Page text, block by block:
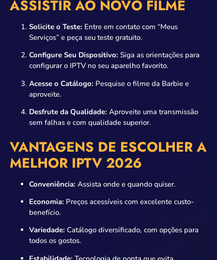
ASSISTIR AO NOVO FILME
Solicite o Teste: Entre em contato com “Meus
Serviços” e peça seu teste gratuito.
Configure Seu Dispositivo: Siga as orientações para
configurar o IPTV no seu aparelho favorito.
Acesse o Catálogo: Pesquise o filme da Barbie e
aproveite.
Desfrute da Qualidade: Aproveite uma transmissão
sem falhas e com qualidade superior.
VANTAGENS DE ESCOLHER A
MELHOR IPTV 2026
Conveniência: Assista onde e quando quiser.
Economia: Preços acessíveis com excelente custo-
benefício.
Variedade: Catálogo diversificado, com opções para
todos os gostos.